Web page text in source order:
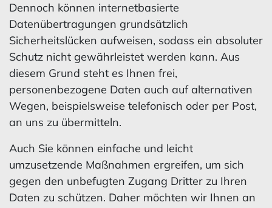
Dennoch können internetbasierte
Datenübertragungen grundsätzlich
Sicherheitslücken aufweisen, sodass ein absoluter
Schutz nicht gewährleistet werden kann. Aus
diesem Grund steht es Ihnen frei,
personenbezogene Daten auch auf alternativen
Wegen, beispielsweise telefonisch oder per Post,
an uns zu übermitteln.
Auch Sie können einfache und leicht
umzusetzende Maßnahmen ergreifen, um sich
gegen den unbefugten Zugang Dritter zu Ihren
Daten zu schützen. Daher möchten wir Ihnen an